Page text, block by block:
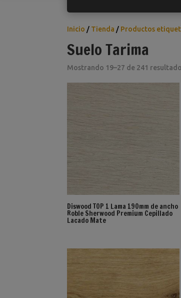
Inicio / Tienda / Productos
Suelo Tarima
Mostrando 19–27 de 241
Diswood TOP 1 Lama 190mm de ancho
Roble Sherwood Premium Cepillado
Lacado Mate